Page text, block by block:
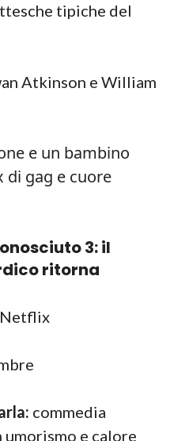
tipiche del
Atkinson e William
e un bambino
gag e cuore
3: il
ritorna
Netflix
commedia
umorismo e calore